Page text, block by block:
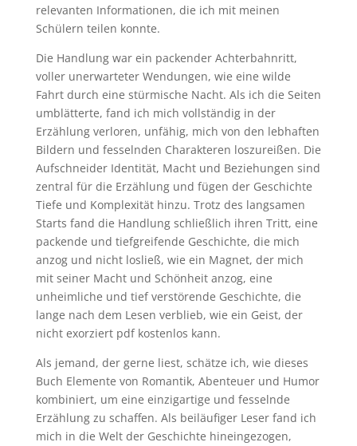
relevanten Informationen, die ich mit meinen
Schülern teilen konnte.
Die Handlung war ein packender Achterbahnritt,
voller unerwarteter Wendungen, wie eine wilde
Fahrt durch eine stürmische Nacht. Als ich die Seiten
umblätterte, fand ich mich vollständig in der
Erzählung verloren, unfähig, mich von den lebhaften
Bildern und fesselnden Charakteren loszureißen. Die
Aufschneider Identität, Macht und Beziehungen sind
zentral für die Erzählung und fügen der Geschichte
Tiefe und Komplexität hinzu. Trotz des langsamen
Starts fand die Handlung schließlich ihren Tritt, eine
packende und tiefgreifende Geschichte, die mich
anzog und nicht losließ, wie ein Magnet, der mich
mit seiner Macht und Schönheit anzog, eine
unheimliche und tief verstörende Geschichte, die
lange nach dem Lesen verblieb, wie ein Geist, der
nicht exorziert pdf kostenlos kann.
Als jemand, der gerne liest, schätze ich, wie dieses
Buch Elemente von Romantik, Abenteuer und Humor
kombiniert, um eine einzigartige und fesselnde
Erzählung zu schaffen. Als beiläufiger Leser fand ich
mich in die Welt der Geschichte hineingezogen,